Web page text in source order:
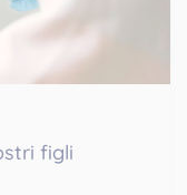
figli